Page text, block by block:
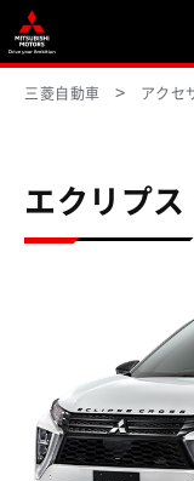
三菱自動車 アクセ
エクリプ